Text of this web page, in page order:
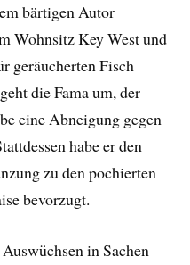
bärtigen Autor
Wohnsitz Key West und
geräucherten Fisch
die Fama um, der
eine Abneigung gegen
habe er den
zu den pochierten
bevorzugt.
in Sachen